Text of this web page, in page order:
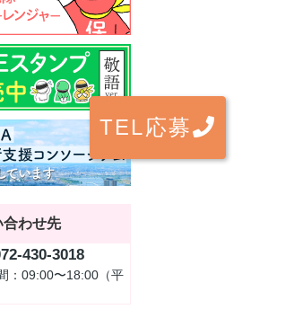
合わせ先
430-3018
：09:00〜18:00（平
TEL応募